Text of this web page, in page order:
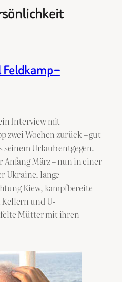
–
Interview mit
zwei Wochen zurück – gut
Urlaub entgegen.
März – nun in einer
Ukraine, lange
Kiew, kampfbereite
und U-
Mütter mit ihren